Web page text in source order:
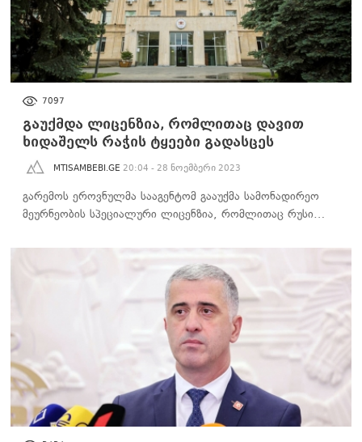
7097
გაუქმდა ლიცენზია, რომლითაც დავით
ხიდაშელს რაჭის ტყეები გადასცეს
MTISAMBEBI.GE 20:04 - 28 ნოემბერი 2023
გარემოს ეროვნულმა სააგენტომ გააუქმა სამონადირეო
მეურნეობის სპეციალური ლიცენზია, რომლითაც რუსი…